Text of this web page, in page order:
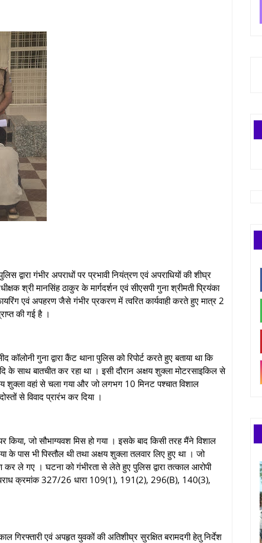
गंभीर अपराधों पर प्रभावी नियंत्रण एवं अपराधियों की शीघ्र
श्री मानसिंह ठाकुर के मार्गदर्शन एवं सीएसपी गुना श्रीमती प्रियंका
एवं अपहरण जैसे गंभीर प्रकरण में त्वरित कार्यवाही करते हुए मात्र 2
की गई है ।
गुना द्वारा कैंट थाना पुलिस को रिपोर्ट करते हुए बताया था कि
साथ बातचीत कर रहा था । इसी दौरान अक्षय शुक्ला मोटरसाइकिल से
शुक्ला वहां से चला गया और जो लगभग 10 मिनट पश्चात विशाल
से विवाद प्रारंभ कर दिया ।
जो सौभाग्यवश मिस हो गया । इसके बाद किसी तरह मैंने विशाल
पास भी पिस्तौल थी तथा अक्षय शुक्ला तलवार लिए हुए था । जो
ले गए । घटना को गंभीरता से लेते हुए पुलिस द्वारा तत्काल आरोपी
अपराध क्रमांक 327/26 धारा 109(1), 191(2), 296(B), 140(3),
एवं अपहृत युवकों की अतिशीघ्र सुरक्षित बरामदगी हेतु निर्देश